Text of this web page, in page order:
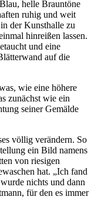
helle Brauntöne
ruhig und weit
der Kunsthalle zu
hinreißen lassen.
und eine
auf die
wie eine höhere
zunächst wie ein
seiner Gemälde
völlig verändern. So
ein Bild namens
von riesigen
hat. „Ich fand
nichts und dann
für den es immer